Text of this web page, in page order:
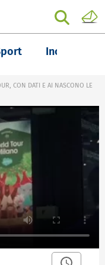
Inchieste
CON DATI E AI NASCONO LE